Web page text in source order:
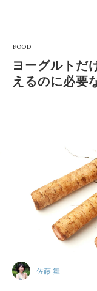
FOOD
ヨーグルトだ
えるのに必要
佐藤 舞